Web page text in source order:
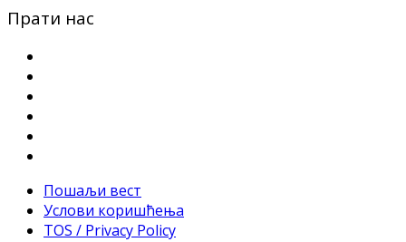
Прати нас
Пошаљи вест
Услови коришћења
TOS / Privacy Policy